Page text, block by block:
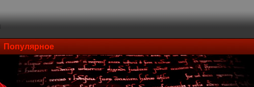
Популярное